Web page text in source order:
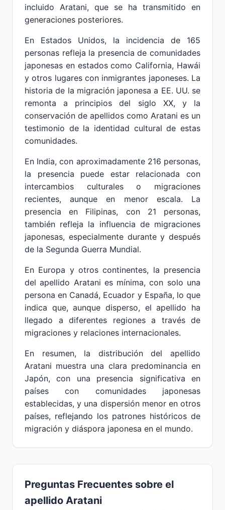
incluido Aratani, que se ha transmitido en
generaciones posteriores.
En Estados Unidos, la incidencia de 165
personas refleja la presencia de comunidades
japonesas en estados como California, Hawái
y otros lugares con inmigrantes japoneses. La
historia de la migración japonesa a EE. UU. se
remonta a principios del siglo XX, y la
conservación de apellidos como Aratani es un
testimonio de la identidad cultural de estas
comunidades.
En India, con aproximadamente 216 personas,
la presencia puede estar relacionada con
intercambios culturales o migraciones
recientes, aunque en menor escala. La
presencia en Filipinas, con 21 personas,
también refleja la influencia de migraciones
japonesas, especialmente durante y después
de la Segunda Guerra Mundial.
En Europa y otros continentes, la presencia
del apellido Aratani es mínima, con solo una
persona en Canadá, Ecuador y España, lo que
indica que, aunque disperso, el apellido ha
llegado a diferentes regiones a través de
migraciones y relaciones internacionales.
En resumen, la distribución del apellido
Aratani muestra una clara predominancia en
Japón, con una presencia significativa en
países con comunidades japonesas
establecidas, y una dispersión menor en otros
países, reflejando los patrones históricos de
migración y diáspora japonesa en el mundo.
Preguntas Frecuentes sobre el
apellido Aratani